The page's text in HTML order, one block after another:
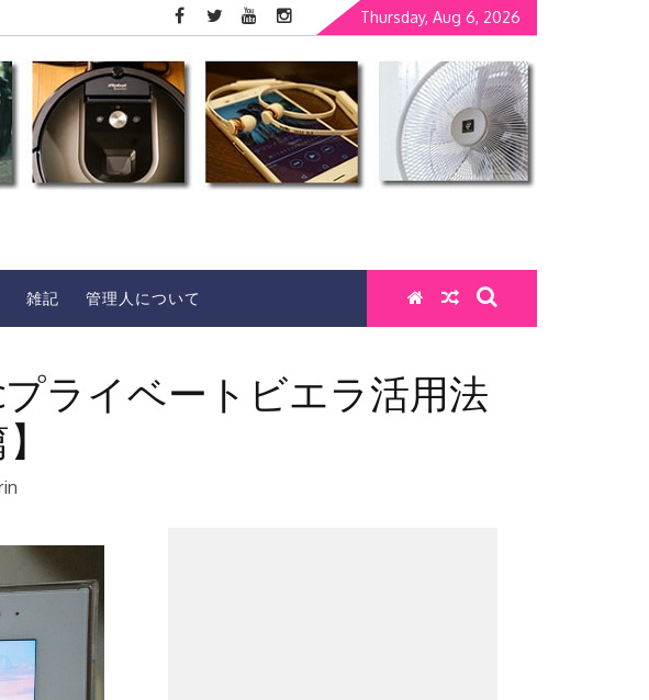
Thursday, Aug 6, 2026
雑記 管理人について
ライベートビエラ活用法